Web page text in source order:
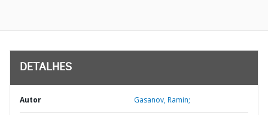
DETALHES
Autor Gasanov, Ramin;